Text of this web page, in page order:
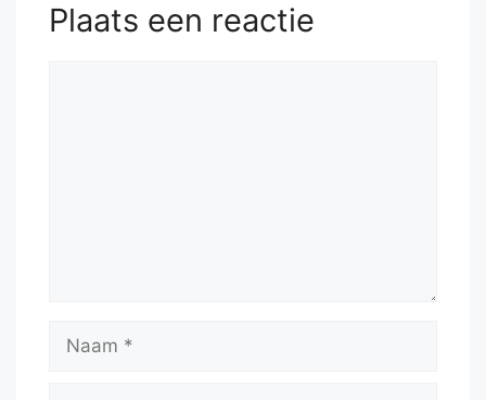
50.Kb7 g4 51. a6 Rxa6 52.Rc5+
Plaats een reactie
Naam